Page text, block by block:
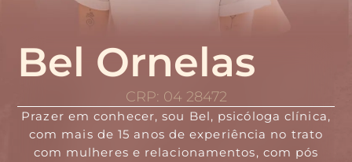
Bel Ornelas
CRP: 04 28472
Prazer em conhecer, sou Bel, psicóloga clínica,
com mais de 15 anos de experiência no trato
com mulheres e relacionamentos, com pós